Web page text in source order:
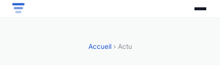
Accueil› Actu